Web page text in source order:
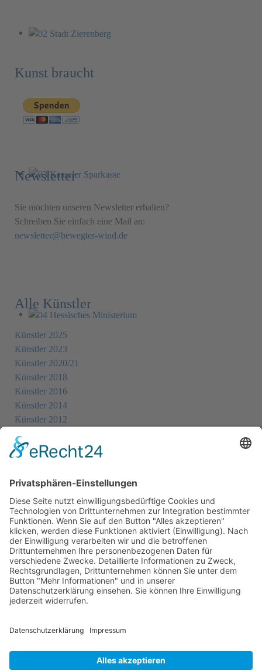
Kunst braucht
Newsletter
Sie möchten unseren Newsletter erhalten?
Schreiben Sie einfach eine Mail an:
newsletter@bewegter-wind.de
Alle Künstler
Künstler 2025
Künstler 2023
Künstler 2020/21
Künstler 2018
Künstler 2016
Künstler 2014
Künstler 2012
Künstler 2010
Künstler 2008
Künstler 2004
Alle Ausstellungsorte
Cookie-Einstellungen
Impressum